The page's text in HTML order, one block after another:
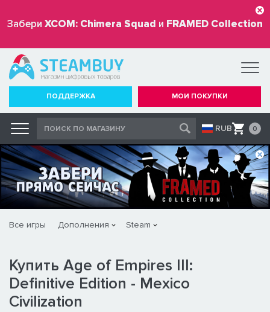
Забери XCOM: Chimera Squad и FRAMED Collection
бесплатно
ПОДДЕРЖКА МОИ ПОКУПКИ
RUB 0
Все игры Дополнения Steam
Купить Age of Empires III:
Definitive Edition - Mexico
Civilization